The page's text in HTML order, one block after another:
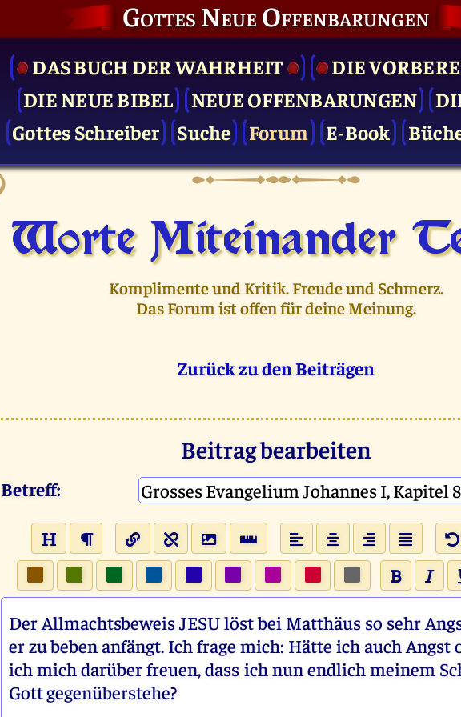
Gottes Neue Offenbarungen
DAS BUCH DER WAHRHEIT
DIE
DIE NEUE BIBEL
NEUE OFFENBARUNGEN
Gottes Schreiber
Suche Forum E-Book
Worte Miteinander
Komplimente und Kritik. Freude und Schmerz.
Das Forum ist offen für deine Meinung.
Zurück zu den Beiträgen
Beitrag bearbeiten
Betreff:
Der Allmachtsbeweis JESU löst bei Matthäus so sehr
er zu beben anfängt. Ich frage mich: Hätte ich auch Angst
ich mich darüber freuen, dass ich nun endlich meinem
Gott gegenüberstehe?